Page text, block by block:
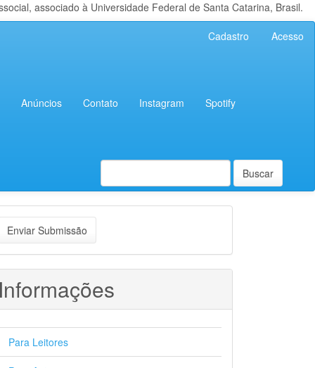
associado à Universidade Federal de Santa Catarina, Brasil.
Cadastro Acesso
Anúncios Contato Instagram Spotify
Buscar
Enviar Submissão
Para Leitores